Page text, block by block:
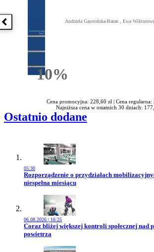
Poprzednia książka
10%Rabatu
Andrzela Gawrońska-Baran , Ewa
Cena promocyjna: 228,60 zł | Cena regularna:
Najniższa cena w ostatnich 30 dniach:
Ostatnio dodane
05:30
Przejdź do artykułu:
Rozporządzenie o przydziałach
niespełna miesiącu
06.08.2026 | 16:25
Przejdź do artykułu:
Coraz bliżej większej kontroli społecznej nad
powietrza